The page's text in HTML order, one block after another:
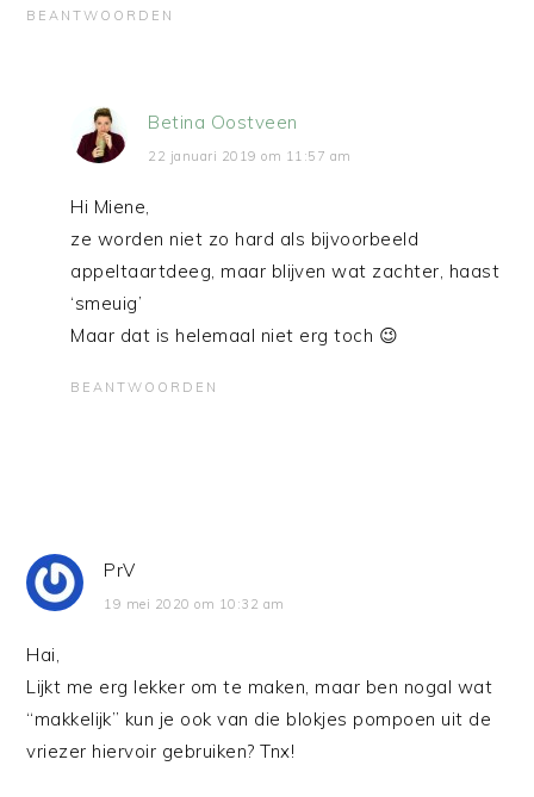
BEANTWOORDEN
Betina Oostveen
22 januari 2019 om 11:57 am
Hi Miene,
ze worden niet zo hard als bijvoorbeeld
appeltaartdeeg, maar blijven wat zachter, haast
‘smeuig’
Maar dat is helemaal niet erg toch 😉
BEANTWOORDEN
PrV
19 mei 2020 om 10:32 am
Hai,
Lijkt me erg lekker om te maken, maar ben nogal wat
“makkelijk” kun je ook van die blokjes pompoen uit de
vriezer hiervoir gebruiken? Tnx!